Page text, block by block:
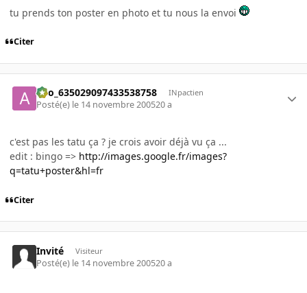
tu prends ton poster en photo et tu nous la envoi
Citer
ano_635029097433538758 INpactien
Posté(e) le 14 novembre 200520 a
c'est pas les tatu ça ? je crois avoir déjà vu ça ...
edit : bingo => http://images.google.fr/images?
q=tatu+poster&hl=fr
Citer
Invité Visiteur
Posté(e) le 14 novembre 200520 a